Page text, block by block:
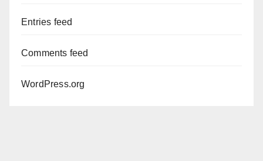
Entries feed
Comments feed
WordPress.org